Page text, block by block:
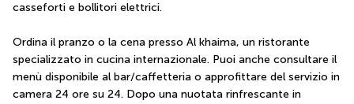
casseforti e bollitori elettrici.
Ordina il pranzo o la cena presso Al khaima, un ristorante
specializzato in cucina internazionale. Puoi anche consultare il
menù disponibile al bar/caffetteria o approfittare del servizio in
camera 24 ore su 24. Dopo una nuotata rinfrescante in